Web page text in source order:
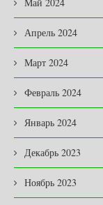
Май 2024
Апрель 2024
Март 2024
Февраль 2024
Январь 2024
Декабрь 2023
Ноябрь 2023